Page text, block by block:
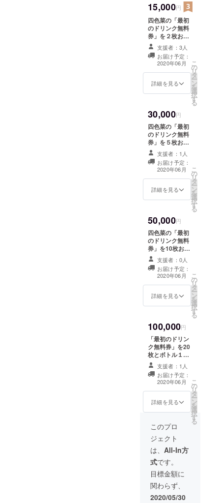
リンクをお選び
いただけます。
有効期限 2021年
6月30日 なお、
もし残念ながら
四色菜が閉店と
なってしまった
場合は誠に申し
訳ございません
行ができかねま
すので何卒ご了
15,000円
四色菜の「最初
のドリンク無料
券」を２枚お届
けいたします。
「最初のドリン
ク無料券」は一
回のご来店につ
き、 おひとり様
一枚のご利用と
リンクをお選び
いただけます。
有効期限 2021年
6月30日 なお、
もし残念ながら
四色菜が閉店と
なってしまった
場合は誠に申し
訳ございません
が チケットの履
行ができかねま
すので何卒ご了
支援者：3人
お届け予定：
2020年06月
詳細を見る
こ
の
リ
タ
ー
ン
を
選
択
す
る
30,000円
四色菜の「最初
のドリンク無料
券」を５枚お届
けいたします。
最初のドリンク
無料券」は一回
のご来店につ
き、 おひとり様
一枚のご利用と
なお、もし残念
ながら四色菜が
閉店となってし
まった場合は誠
に申し訳ござい
ませんが チケッ
トの履行ができ
かねますので何
卒ご了承くださ
い。
支援者：1人
お届け予定：
2020年06月
詳細を見る
こ
の
リ
タ
ー
ン
を
選
択
す
る
50,000円
四色菜の「最初
のドリンク無料
券」を10枚お届
けいたします。
※「最初のドリン
ク無料券」は一
回のご来店につ
き、 おひとり様
一枚のご利用と
なお、もし残念
ながら四色菜が
閉店となってし
まった場合は誠
に申し訳ござい
ませんが チケッ
トの履行ができ
かねますので何
卒ご了承くださ
い。
支援者：0人
お届け予定：
2020年06月
詳細を見る
こ
の
リ
タ
ー
ン
を
選
択
す
る
100,000円
「最初のドリン
ク無料券」を20
枚とボトル１本
（７５０ｍｌ）
サービス券をお
届けいたしま
す。 「最初のド
リンク無料券」
は一回のご来店
につき、 おひと
用とさせていた
だきます。 メ
ニューからお好
きなドリンクを
お選びいただけ
ます。 有効期限
2021年6月30日
なお、もし残念
ながら四色菜が
閉店となってし
支援者：1人
お届け予定：
2020年06月
詳細を見る
こ
の
リ
タ
ー
ン
を
選
択
す
る
このプロ
ジェクト
は、 All-In方
式です。
目標金額に
関わらず、
2020/05/30